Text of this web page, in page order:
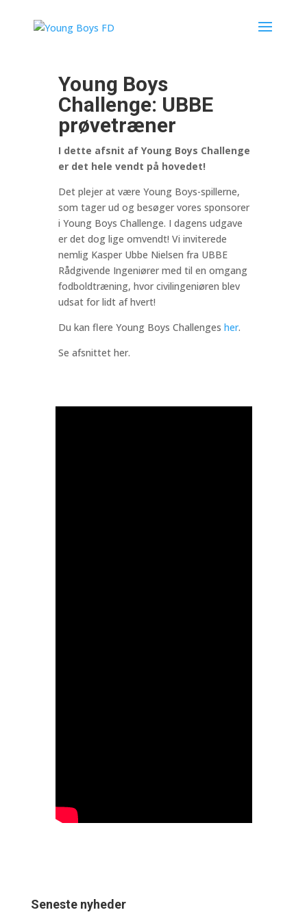
Young Boys
Challenge: UBBE
prøvetræner
I dette afsnit af Young Boys Challenge
er det hele vendt på hovedet!
Det plejer at være Young Boys-spillerne,
som tager ud og besøger vores sponsorer
i Young Boys Challenge. I dagens udgave
er det dog lige omvendt! Vi inviterede
nemlig Kasper Ubbe Nielsen fra UBBE
Rådgivende Ingeniører med til en omgang
fodboldtræning, hvor civilingeniøren blev
udsat for lidt af hvert!
Du kan flere Young Boys Challenges her.
Se afsnittet her.
Seneste nyheder